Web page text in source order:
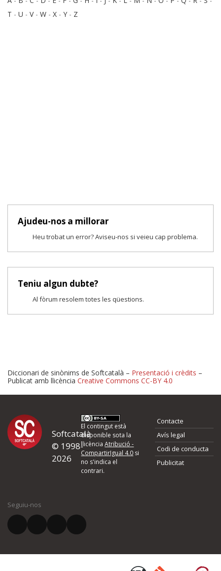
T - U - V- W - X - Y - Z
Ajudeu-nos a millorar
Heu trobat un error? Aviseu-nos si veieu cap problema.
Teniu algun dubte?
Al fòrum resolem totes les qüestions.
Proposeu-nos millores o
d'errors
Si heu trobat un error o voleu proposar alguna millora, ompliu els
quina és la millora que proposeu o l'error del qual voleu informar-
El vostre correu electrònic *
Diccionari de sinònims de Softcatalà – Presentació i crèdits –
Publicat amb llicència Creative Commons CC-BY 4.0
Softcatalà
© 1998-
2026
El contingut està
disponible sota la
llicènciaAtribució -
CompartirIgual 4.0 si
no s'indica el
contrari.
Contacte
Avís legal
Codi de conducta
Publicitat
Seguiu-nos